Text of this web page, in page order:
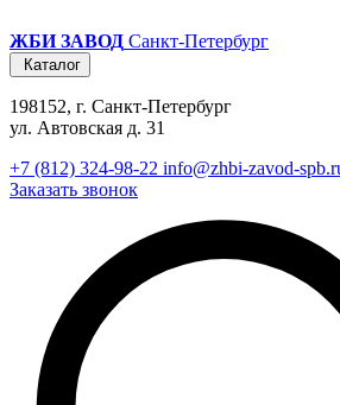
ЖБИ ЗАВОД Санкт-Петербург
Каталог
198152, г. Санкт-Петербург
ул. Автовская д. 31
+7 (812) 324-98-22 info@zhbi-zavod-
Заказать звонок